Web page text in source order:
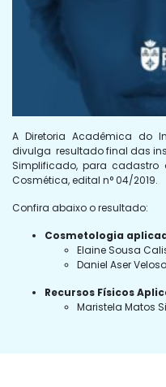
A Diretoria Acadêmica do
divulga resultado final das
Simplificado, para cadastro
Cosmética, edital n° 04/2019.
Confira abaixo o resultado:
Cosmetologia
Elaine Sousa
Daniel Aser
Recursos Físicos
Maristela Matos